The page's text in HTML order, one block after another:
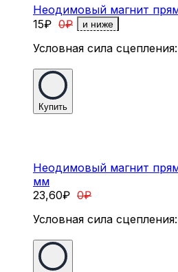
Неодимовый магнит
15₽ 0₽ и ниже
Условная сила сцепления:
Купить
Неодимовый магнит
мм
23,60₽ 0₽
Условная сила сцепления: